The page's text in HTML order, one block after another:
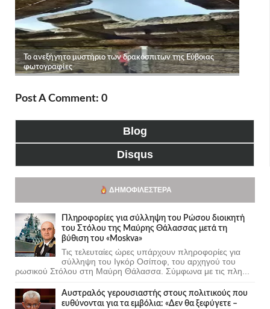
Post A Comment: 0
Blog
Disqus
ΔΗΜΟΦΙΛΈΣΤΕΡΑ
Πληροφορίες για σύλληψη του Ρώσου διοικητή
του Στόλου της Mαύρης Θάλασσας μετά τη
βύθιση του «Moskva»
Τις τελευταίες ώρες υπάρχουν πληροφορίες για
σύλληψη του Ιγκόρ Οσίποφ, του αρχηγού του
ρωσικού Στόλου στη Μαύρη Θάλασσα. Σύμφωνα με τις πλη...
Αυστραλός γερουσιαστής στους πολιτικούς που
ευθύνονται για τα εμβόλια: «Δεν θα ξεφύγετε –